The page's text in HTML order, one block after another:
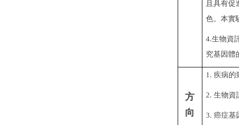
且具有促
色。本實
4.生物資
究基因體
方
向
1. 疾病的
2. 生物資
3. 癌症基